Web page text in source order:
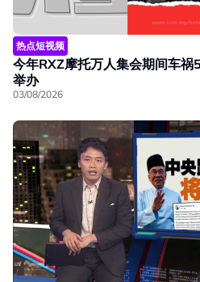
热点短视频
今年RXZ摩托万人集会期间车
举办
03/08/2026